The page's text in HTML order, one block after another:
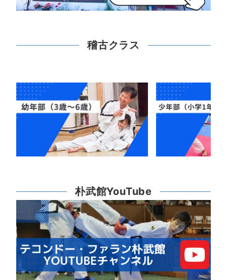
稽古クラス
朴武館YouTube